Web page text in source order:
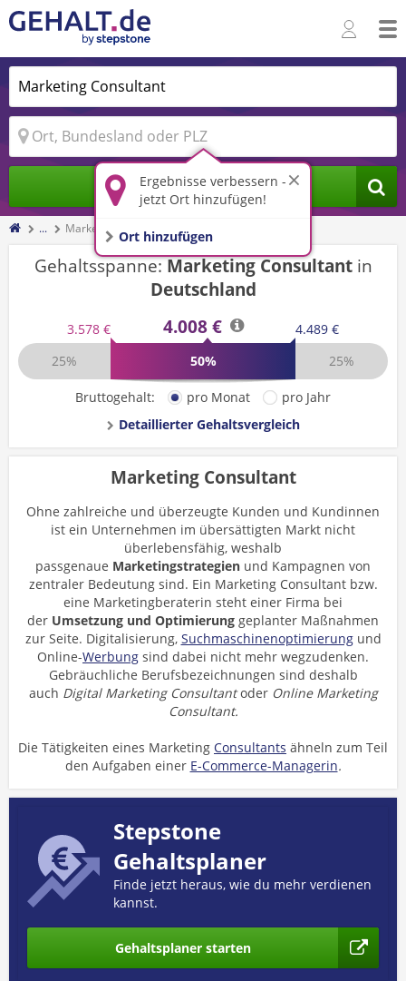
Ergebnisse verbessern -
jetzt Ort hinzufügen!
Ort hinzufügen
Jobs finden
... Marketing Consultant
Gehaltsspanne:Marketing Consultantin
Deutschland
3.578 € 4.008 €
4.489 €
25%
50% 25%
Bruttogehalt: pro Monat
pro Jahr
Detaillierter Gehaltsvergleich
Marketing Consultant
Ohne zahlreiche und überzeugte Kunden und Kundinnen
ist ein Unternehmen im übersättigten Markt nicht
überlebensfähig, weshalb
passgenaue Marketingstrategien und Kampagnen von
zentraler Bedeutung sind. Ein Marketing Consultant bzw.
eine Marketingberaterin steht einer Firma bei
der Umsetzung und Optimierung geplanter Maßnahmen
zur Seite. Digitalisierung, Suchmaschinenoptimierungund
Online-Werbung sind dabei nicht mehr wegzudenken.
Gebräuchliche Berufsbezeichnungen sind deshalb
auch Digital Marketing Consultantoder Online Marketing
Consultant.
Die Tätigkeiten eines Marketing Consultants ähneln zum Teil
den Aufgaben einer E-Commerce-Managerin.
Stepstone
Gehaltsplaner
Finde jetzt heraus, wie du mehr verdienen
kannst.
Gehaltsplaner starten